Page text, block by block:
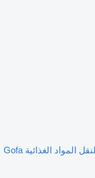
عربة الصهريج لنقل المواد الغذائية Gofa